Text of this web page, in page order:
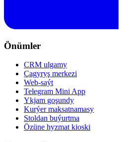
Önümler
CRM ulgamy
Çagyryş merkezi
Web-saýt
Telegram Mini App
Ykjam goşundy
Kurýer maksatnamasy
Stoldan buýurtma
Özüne hyzmat kioski